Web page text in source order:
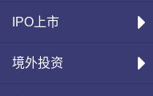
IPO上市
境外投资